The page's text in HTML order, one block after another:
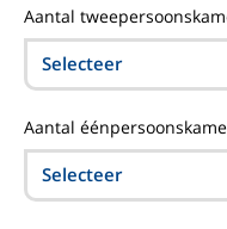
Aantal
Selecteer
Aantal
Selecteer